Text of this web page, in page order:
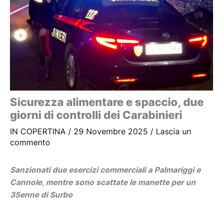
Sicurezza alimentare e spaccio, due
giorni di controlli dei Carabinieri
IN COPERTINA / 29 Novembre 2025 / Lascia un
commento
Sanzionati due esercizi commerciali a Palmariggi e
Cannole, mentre sono scattate le manette per un
35enne di Surbo